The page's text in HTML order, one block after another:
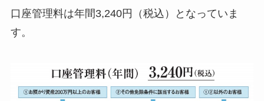
口座管理料は年間3,240円（税込）となっていま
す。